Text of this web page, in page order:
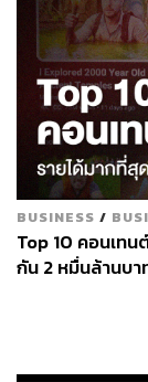
BUSINESS /
Top 10 คอนเทน
กัน 2 หมื่นล้านบา